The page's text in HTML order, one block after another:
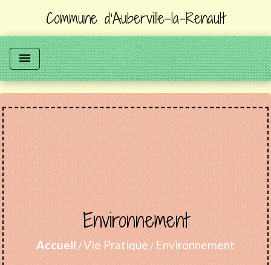
Commune d'Auberville-la-Renault
menu
Environnement
Accueil /Vie Pratique/ Environnement